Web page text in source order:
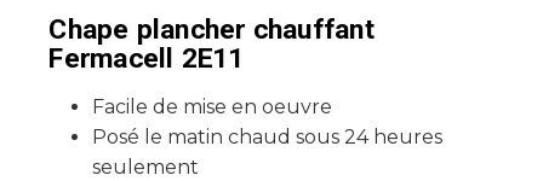
Chape plancher chauffant
Fermacell 2E11
Facile de mise en oeuvre
Posé le matin chaud sous 24 heures
seulement